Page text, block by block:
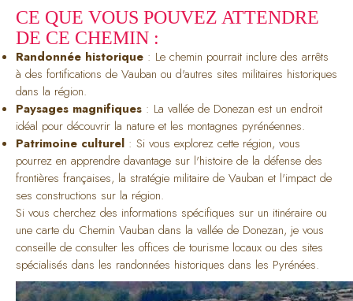
CE QUE VOUS POUVEZ ATTENDRE
DE CE CHEMIN :
Randonnée historique : Le chemin pourrait inclure des arrêts
à des fortifications de Vauban ou d'autres sites militaires historiques
dans la région.
Paysages magnifiques : La vallée de Donezan est un endroit
idéal pour découvrir la nature et les montagnes pyrénéennes.
Patrimoine culturel : Si vous explorez cette région, vous
pourrez en apprendre davantage sur l'histoire de la défense des
frontières françaises, la stratégie militaire de Vauban et l'impact de
ses constructions sur la région.
Si vous cherchez des informations spécifiques sur un itinéraire ou
une carte du Chemin Vauban dans la vallée de Donezan, je vous
conseille de consulter les offices de tourisme locaux ou des sites
spécialisés dans les randonnées historiques dans les Pyrénées.